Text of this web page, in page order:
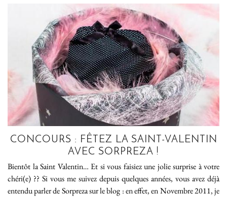
CONCOURS : FÊTEZ LA SAINT-VALENTIN
AVEC SORPREZA !
Bientôt la Saint Valentin… Et si vous faisiez une jolie surprise à votre
chéri(e) ?? Si vous me suivez depuis quelques années, vous avez déjà
entendu parler de Sorpreza sur le blog : en effet, en Novembre 2011, je